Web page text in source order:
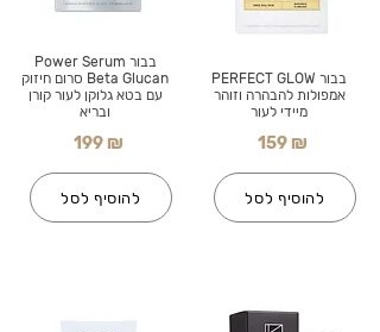
בבור Power Serum
Beta Glucan סרום חיזוק
עם בטא גלוקן לעור קורן
ובריא
199 ₪
להוסיף לסל
בבור PERFECT GLOW
אמפולות להבהרה וזוהר
מיידי לעור
159 ₪
להוסיף לסל